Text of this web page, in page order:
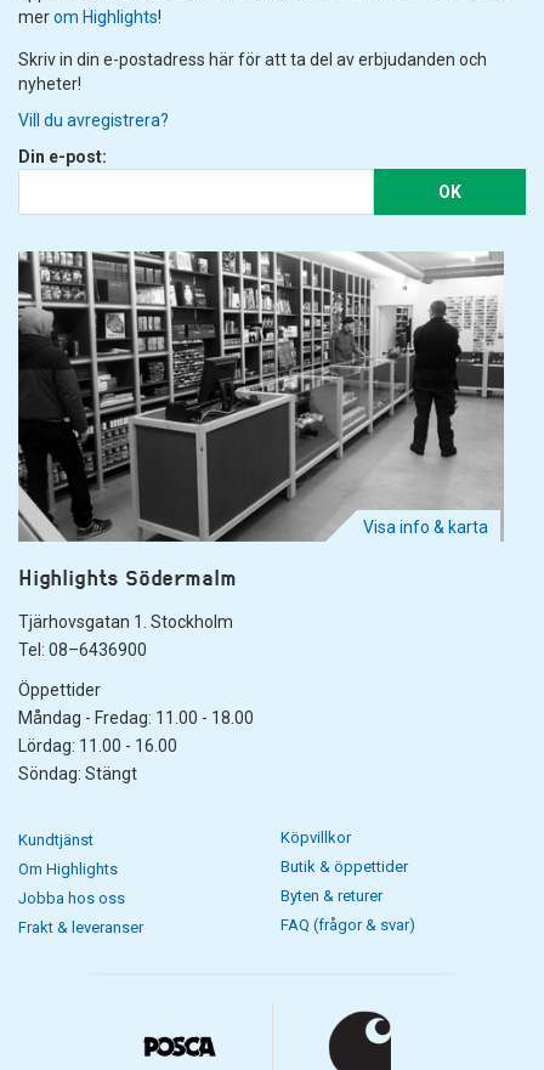
merom Highlights!
Skriv in din e-postadress här för att ta del av erbjudanden och
nyheter!
Vill du avregistrera?
Din e-post:
OK
Visa info & karta
Highlights Södermalm
Tjärhovsgatan 1. Stockholm
Tel: 08–6436900
Öppettider
Måndag - Fredag: 11.00 - 18.00
Lördag: 11.00 - 16.00
Söndag: Stängt
Kundtjänst
Om Highlights
Jobba hos oss
Frakt & leveranser
Köpvillkor
Butik & öppettider
Byten & returer
FAQ (frågor & svar)